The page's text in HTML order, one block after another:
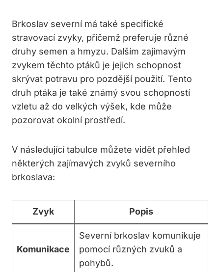
Brkoslav severní má také specifické
stravovací zvyky, přičemž preferuje různé
druhy semen a hmyzu. Dalším zajímavým
zvykem těchto ptáků je jejich schopnost
skrývat potravu pro pozdější použití. Tento
druh ptáka je také známý svou schopností
vzletu až do velkých výšek, kde může
pozorovat okolní prostředí.
V následující tabulce můžete vidět přehled
některých zajímavých zvyků severního
brkoslava:
Zvyk Popis
Komunikace
Severní brkoslav komunikuje
pomocí různých zvuků a
pohybů.